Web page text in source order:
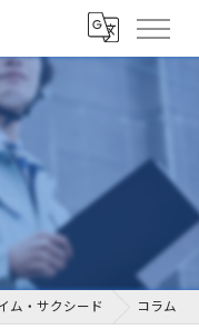
ム・サクシード コラム